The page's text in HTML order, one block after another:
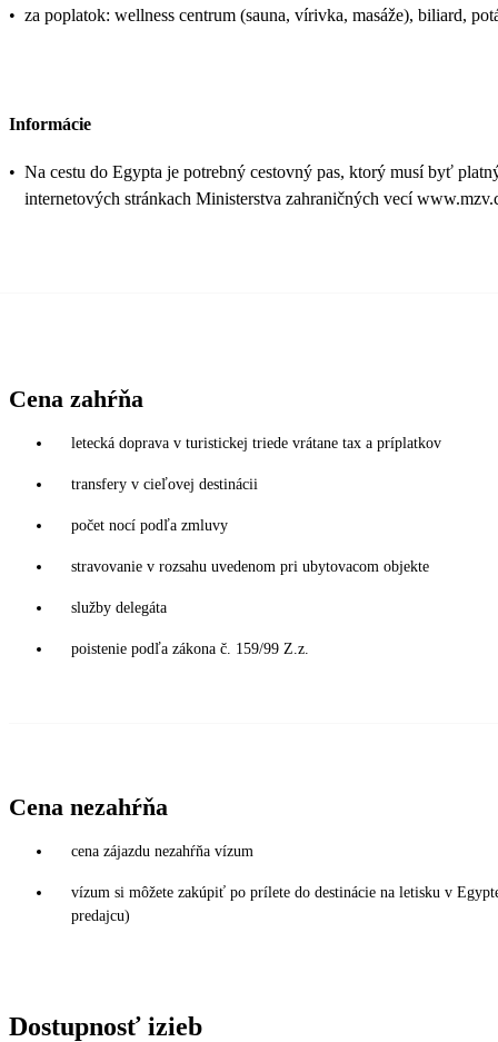
• za poplatok: wellness centrum (sauna, vírivka, masáže), biliard,
Informácie
• Na cestu do Egypta je potrebný cestovný pas, ktorý musí byť
internetových stránkach Ministerstva zahraničných vecí
Cena zahŕňa
letecká doprava v turistickej triede vrátane tax a príplatkov
transfery v cieľovej destinácii
počet nocí podľa zmluvy
stravovanie v rozsahu uvedenom pri ubytovacom objekte
služby delegáta
poistenie podľa zákona č. 159/99 Z.z.
Cena nezahŕňa
cena zájazdu nezahŕňa vízum
vízum si môžete zakúpiť po prílete do destinácie na letisku v
predajcu)
Dostupnosť izieb